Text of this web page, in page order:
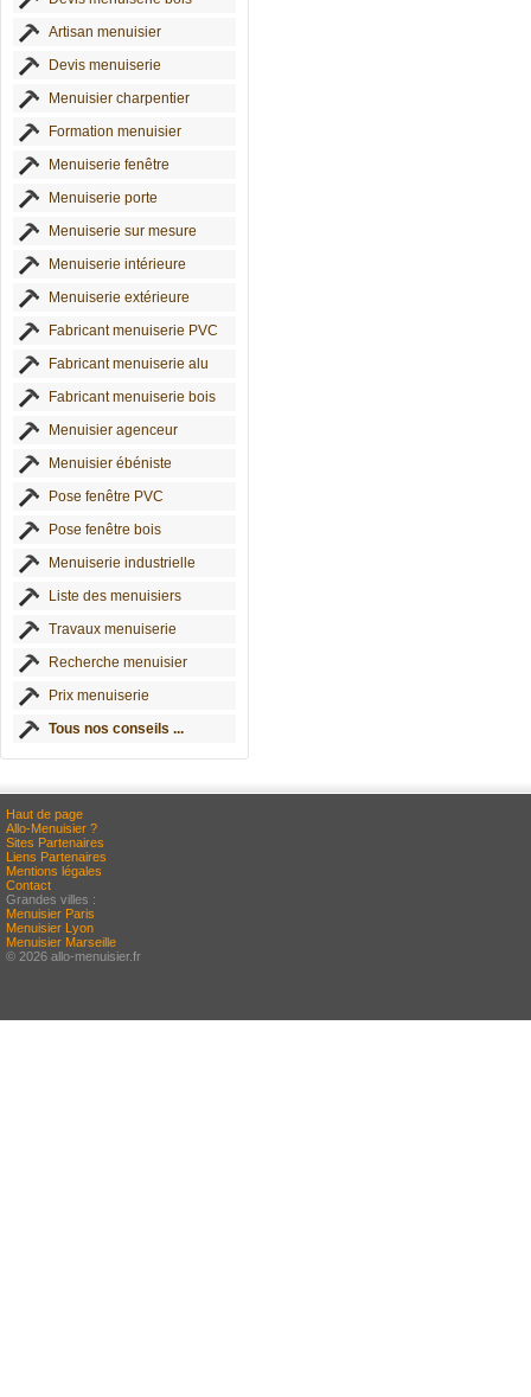
Artisan menuisier
Devis menuiserie
Menuisier charpentier
Formation menuisier
Menuiserie fenêtre
Menuiserie porte
Menuiserie sur mesure
Menuiserie intérieure
Menuiserie extérieure
Fabricant menuiserie PVC
Fabricant menuiserie alu
Fabricant menuiserie bois
Menuisier agenceur
Menuisier ébéniste
Pose fenêtre PVC
Pose fenêtre bois
Menuiserie industrielle
Liste des menuisiers
Travaux menuiserie
Recherche menuisier
Prix menuiserie
Tous nos conseils ...
Haut de page
Allo-Menuisier ?
Sites Partenaires
Liens Partenaires
Mentions légales
Contact
Grandes villes :
Menuisier Paris
Menuisier Lyon
Menuisier Marseille
© 2026 allo-menuisier.fr